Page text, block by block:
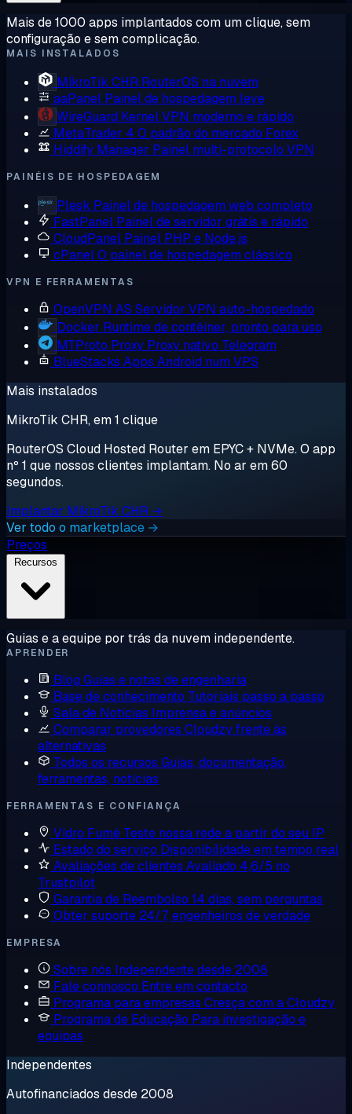
Mais de 1000 apps implantados com um clique, sem
configuração e sem complicação.
MAIS INSTALADOS
MikroTik CHR RouterOS na nuvem
aaPanel Painel de hospedagem leve
WireGuard Kernel VPN moderno e rápido
MetaTrader 4 O padrão do mercado Forex
Hiddify Manager Painel multi-protocolo VPN
PAINÉIS DE HOSPEDAGEM
Plesk Painel de hospedagem web completo
FastPanel Painel de servidor grátis e rápido
CloudPanel Painel PHP e Node.js
cPanelO painel de hospedagem clássico
VPN E FERRAMENTAS
OpenVPN AS Servidor VPN auto-hospedado
Docker Runtime de contêiner, pronto para uso
MTProto Proxy Proxy nativo Telegram
BlueStacks Apps Android num VPS
Mais instalados
MikroTik CHR, em 1 clique
RouterOS Cloud Hosted Router em EPYC + NVMe. O app
nº 1 que nossos clientes implantam. No ar em 60
segundos.
Implantar MikroTik CHR →
Ver todo o marketplace →
Preços
Guias e a equipe por trás da nuvem independente.
APRENDER
Blog Guias e notas de engenharia
Base de conhecimento Tutoriais passo a passo
Sala de Notícias Imprensa e anúncios
Comparar provedores Cloudzy frente às
alternativas
Todos os recursos Guias, documentação,
ferramentas, notícias
FERRAMENTAS E CONFIANÇA
Vidro Fumê Teste nossa rede a partir do seu IP
Estado do serviço Disponibilidade em tempo real
Avaliações de clientes Avaliado 4,6/5 no
Trustpilot
Garantia de Reembolso 14 dias, sem perguntas
Obter suporte 24/7, engenheiros de verdade
EMPRESA
Sobre nós Independente desde 2008
Fale connosco Entre em contacto
Programa para empresas Cresça com a Cloudzy
Programa de Educação Para investigação e
equipas
Independentes
Autofinanciados desde 2008